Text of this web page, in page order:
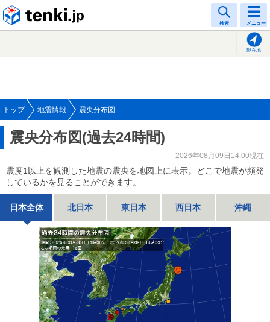
検索 メニュー
現在地
トップ 地震情報 震央分布図
震央分布図(過去24時間)
2026年08月09日14:00現在
震度1以上を観測した地震の震央を地図上に表示。どこで地震が頻発
しているかを見ることができます。
日本全体 北日本 東日本 西日本 沖縄